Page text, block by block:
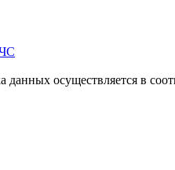
осуществляется в